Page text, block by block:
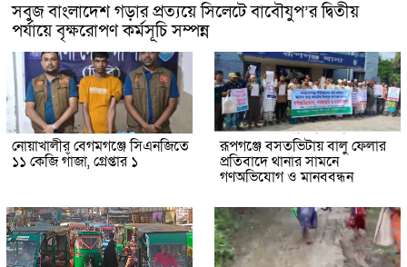
সবুজ বাংলাদেশ গড়ার প্রত্যয়ে সিলেটে বাবৌযুপ’র দ্বিতীয়
পর্যায়ে বৃক্ষরোপণ কর্মসূচি সম্পন্ন
নোয়াখালীর বেগমগঞ্জে সিএনজিতে
১১ কেজি গাঁজা, গ্রেপ্তার ১
রূপগঞ্জে বসতভিটায় বালু ফেলার
প্রতিবাদে থানার সামনে
গণঅভিযোগ ও মানববন্ধন